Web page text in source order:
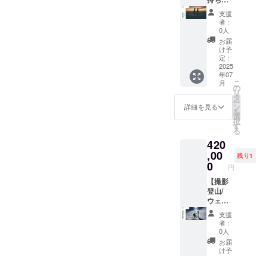
載 ※詳
細内容
はご相
談の上
決定
この挑
戦を
「がん
ば
れ！」
と応援
してい
ただけ
る方の
ため
の、お
気持ち
支援
です。
本当に
ありが
とうご
ざいま
す！ あ
なたの
想いを
しっか
り背
負っ
て、日
支援
者：
0人
お届
け予
定：
2025
年07
月
詳細を見る
こ
の
リ
タ
ー
ン
を
選
択
す
る
420
,00
0 円
残り1
【撮影
登山/
ウェ
ディン
グ可】
あなた
の山行
をTAKE
支援
者：
0人
お届
け予